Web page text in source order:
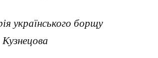
українського борщу